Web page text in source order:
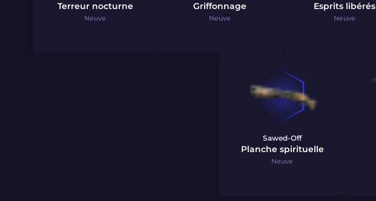
Terreur nocturne
Neuve
Griffonnage
Neuve
Esprits libérés
Neuve
Sawed-Off
Planche spirituelle
Neuve